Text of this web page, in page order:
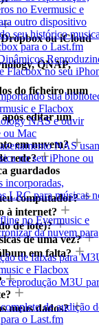
no Evermusic e
outro dispositivo
seu histórico
para o Last.fm
Flacbox no seu
sua
e Flacbox
NAS e ouvir
ou Mac
NAS
no seu iPhone ou
incorporadas,
LRC para músicas
no Evermusic e
da nuvem para
de faixas para
e Flacbox
reprodução M3U
de audição
o Last.fm
Dropbox ou iCloud
QNAP,
do ficheiro num
após editar um
em nuvem?
rede?
guardados
computador?
à internet?
de lote)?
de uma vez?
em falta?
meus dados?